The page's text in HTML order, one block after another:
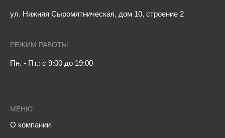
МЕНЮ
О компании
ул. Нижняя Сыромятническая, дом 10, строение 2
РЕЖИМ РАБОТЫ
Пн. - Пт.: с 9:00 до 19:00